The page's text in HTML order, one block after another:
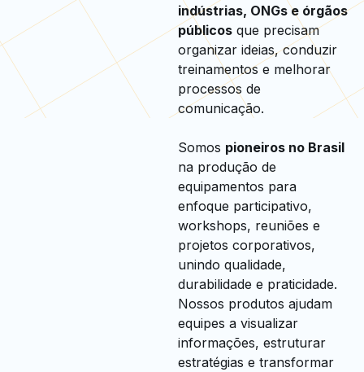
indústrias, ONGs e órgãos
públicosque precisam
organizar ideias, conduzir
treinamentos e melhorar
processos de
comunicação.
Somos pioneiros no Brasil
na produção de
equipamentos para
enfoque participativo,
workshops, reuniões e
projetos corporativos,
unindo qualidade,
durabilidade e praticidade.
Nossos produtos ajudam
equipes a visualizar
informações, estruturar
estratégias e transformar